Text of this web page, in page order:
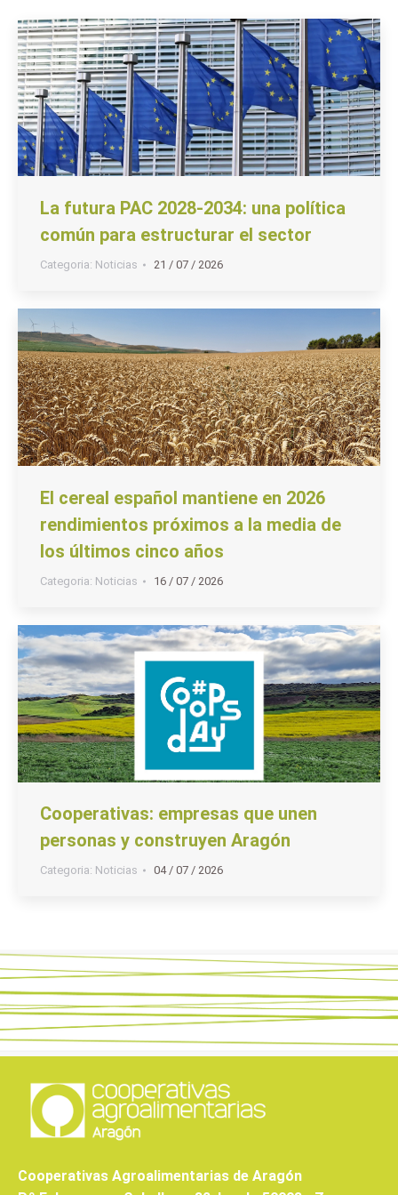
La futura PAC 2028-2034: una política
común para estructurar el sector
Categoria: Noticias 21 / 07 / 2026
El cereal español mantiene en 2026
rendimientos próximos a la media de
los últimos cinco años
Categoria: Noticias 16 / 07 / 2026
Cooperativas: empresas que unen
personas y construyen Aragón
Categoria: Noticias 04 / 07 / 2026
Cooperativas Agroalimentarias de Aragón